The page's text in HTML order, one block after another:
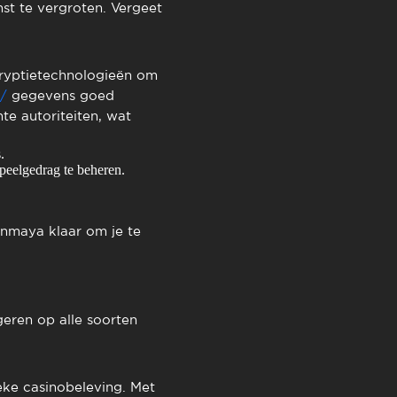
te vergroten. Vergeet
om
gegevens goed
autoriteiten, wat
te beheren.
klaar om je te
op alle soorten
casinobeleving. Met